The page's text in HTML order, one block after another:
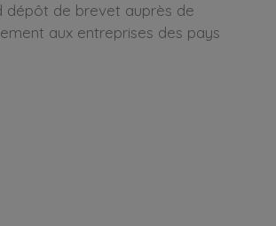
dépôt de brevet auprès de
aux entreprises des pays